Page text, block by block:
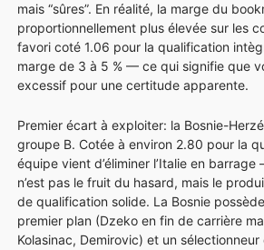
mais “sûres”. En réalité, la marge du
proportionnellement plus élevée sur les
favori coté 1.06 pour la qualification
marge de 3 à 5 % — ce qui signifie que
excessif pour une certitude apparente.
Premier écart à exploiter: la Bosnie-
groupe B. Cotée à environ 2.80 pour la
équipe vient d’éliminer l’Italie en
n’est pas le fruit du hasard, mais le
de qualification solide. La Bosnie
premier plan (Dzeko en fin de carrière
Kolasinac, Demirovic) et un